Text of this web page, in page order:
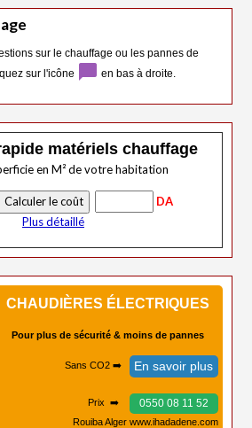
sur le chauffage ou les pannes de
sur l'icône
chat_bubble en bas à droite.
matériels chauffage
en M² de votre habitation
DA
Plus détaillé
CHAUDIÈRES ÉLECTRIQUES
Pour plus de sécurité & moins de pannes
Sans CO2 ➡️ En savoir plus
Prix ➡️ 0550 08 11 52
Rouiba Alger www.ihadadene.com